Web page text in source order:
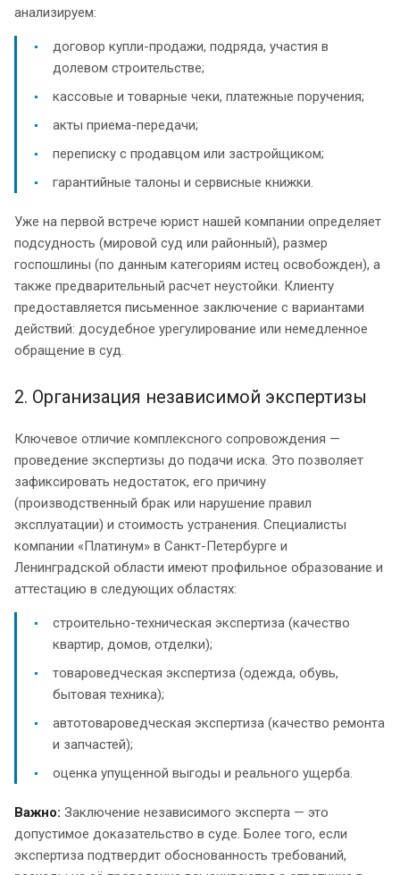
анализируем:
договор купли-продажи, подряда, участия в
долевом строительстве;
кассовые и товарные чеки, платежные поручения;
акты приема-передачи;
переписку с продавцом или застройщиком;
гарантийные талоны и сервисные книжки.
Уже на первой встрече юрист нашей компании определяет
подсудность (мировой суд или районный), размер
госпошлины (по данным категориям истец освобожден), а
также предварительный расчет неустойки. Клиенту
предоставляется письменное заключение с вариантами
действий: досудебное урегулирование или немедленное
обращение в суд.
2. Организация независимой экспертизы
Ключевое отличие комплексного сопровождения —
проведение экспертизы до подачи иска. Это позволяет
зафиксировать недостаток, его причину
(производственный брак или нарушение правил
эксплуатации) и стоимость устранения. Специалисты
компании «Платинум» в Санкт-Петербурге и
Ленинградской области имеют профильное образование и
аттестацию в следующих областях:
строительно-техническая экспертиза (качество
квартир, домов, отделки);
товароведческая экспертиза (одежда, обувь,
бытовая техника);
автотовароведческая экспертиза (качество ремонта
и запчастей);
оценка упущенной выгоды и реального ущерба.
Важно: Заключение независимого эксперта — это
допустимое доказательство в суде. Более того, если
экспертиза подтвердит обоснованность требований,